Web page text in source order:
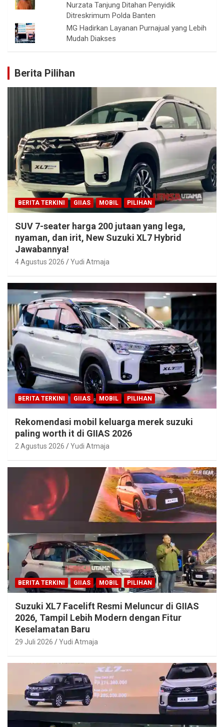
Nurzata Tanjung Ditahan Penyidik
Ditreskrimum Polda Banten
MG Hadirkan Layanan Purnajual yang Lebih
Mudah Diakses
Berita Pilihan
BERITA TERKINI GIIAS MOBIL PILIHAN
SUV 7-seater harga 200 jutaan yang lega,
nyaman, dan irit, New Suzuki XL7 Hybrid
Jawabannya!
4 Agustus 2026 Yudi Atmaja
BERITA TERKINI GIIAS MOBIL PILIHAN
Rekomendasi mobil keluarga merek suzuki
paling worth it di GIIAS 2026
2 Agustus 2026 Yudi Atmaja
BERITA TERKINI GIIAS MOBIL PILIHAN
Suzuki XL7 Facelift Resmi Meluncur di GIIAS
2026, Tampil Lebih Modern dengan Fitur
Keselamatan Baru
29 Juli 2026 Yudi Atmaja